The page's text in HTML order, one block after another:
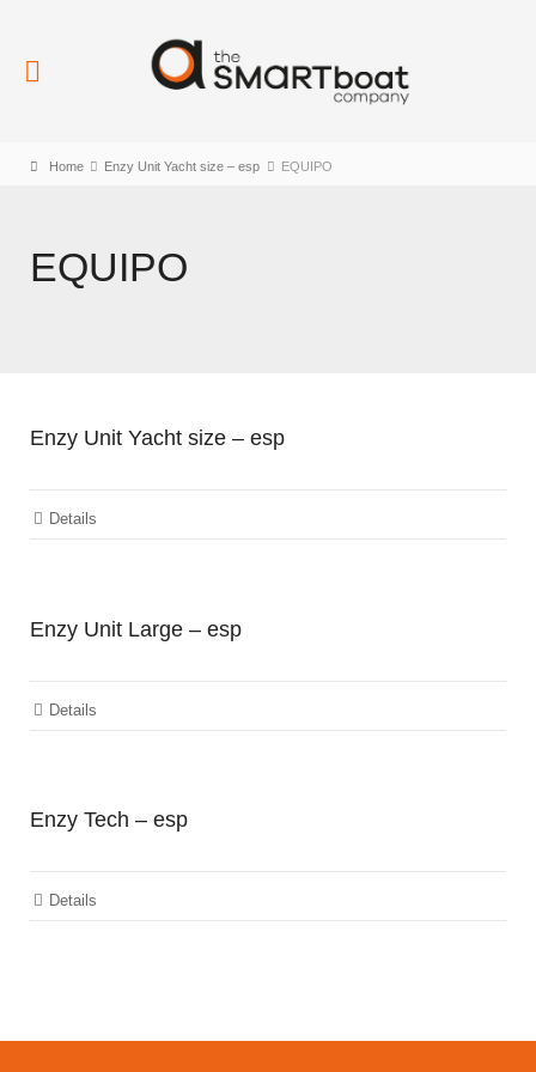
Home Enzy Unit Yacht size – esp EQUIPO
EQUIPO
Enzy Unit Yacht size – esp
Details
Enzy Unit Large – esp
Details
Enzy Tech – esp
Details